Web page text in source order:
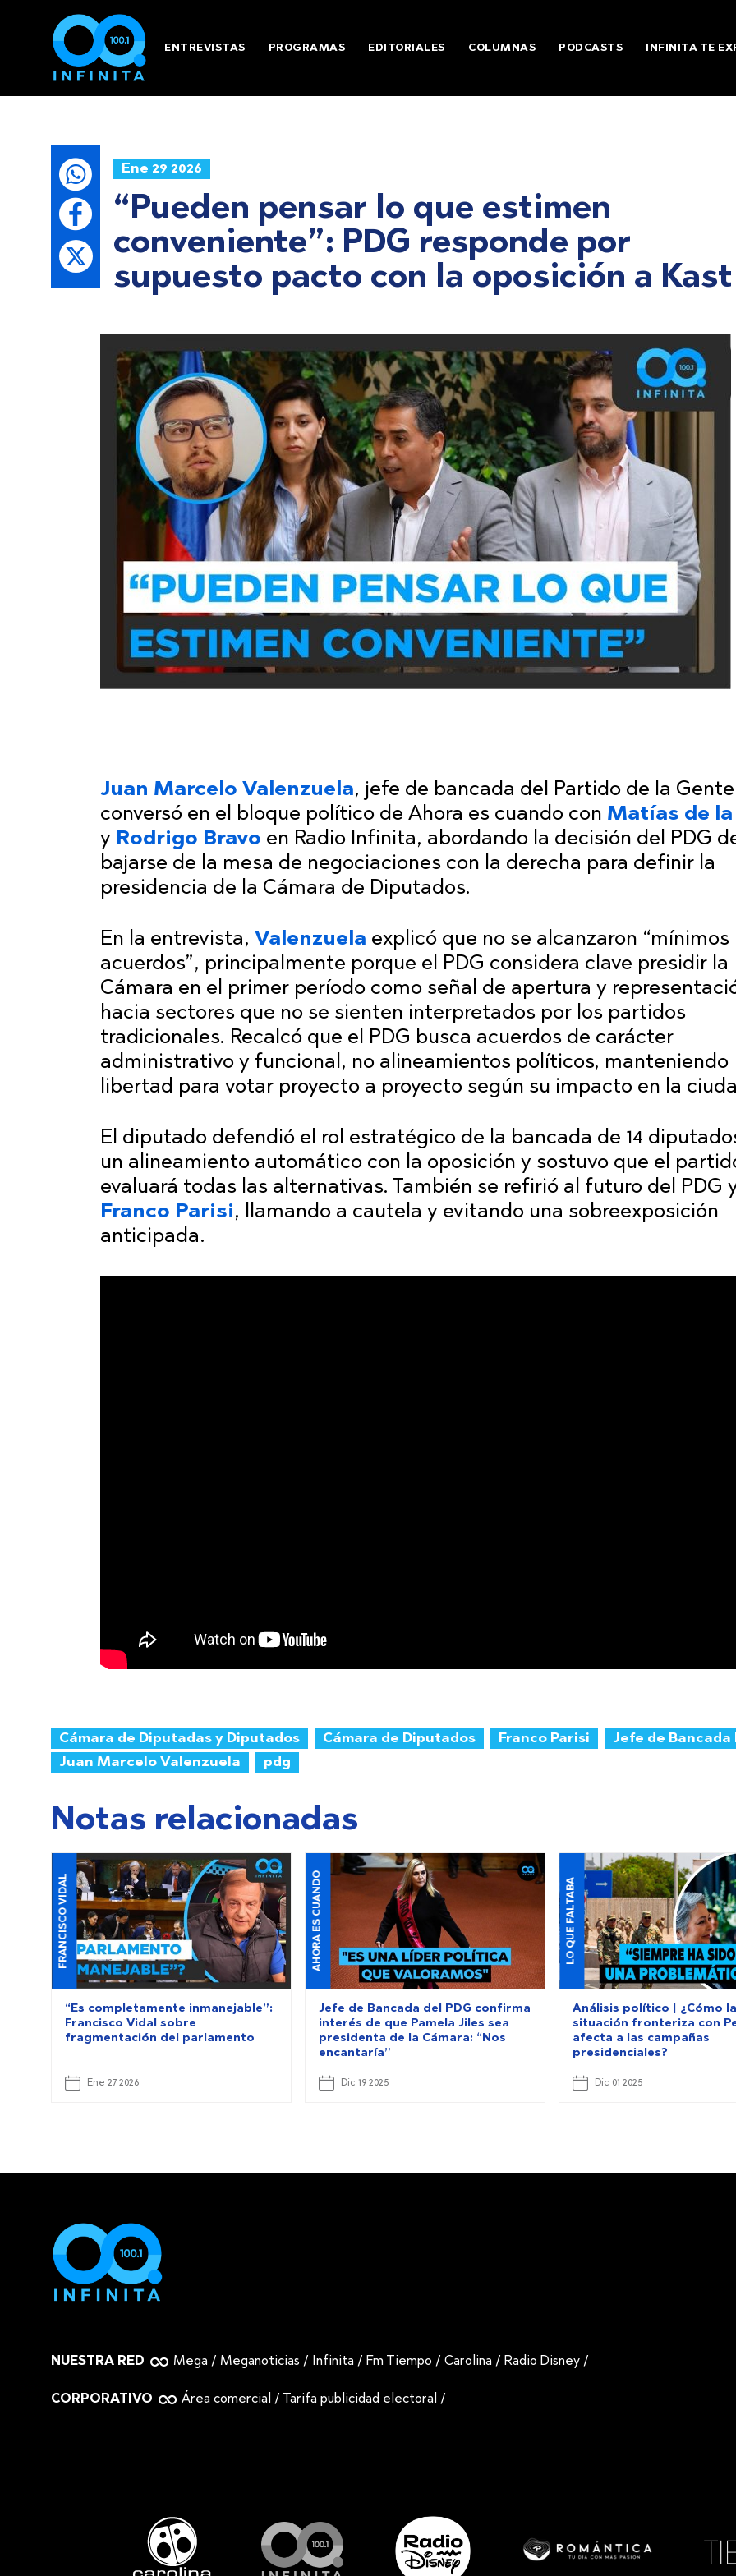
ENTREVISTAS PROGRAMAS EDITORIALES COLUMNAS PODCASTS INFINITA TE
Ene 29 2026
“Pueden pensar lo que estimen
conveniente”: PDG responde por
supuesto pacto con la oposición a Kast
Juan Marcelo Valenzuela, jefe de bancada del Partido de la Gente
conversó en el bloque político de Ahora es cuando con Matías de
y Rodrigo Bravo en Radio Infinita, abordando la decisión del PDG
bajarse de la mesa de negociaciones con la derecha para definir la
presidencia de la Cámara de Diputados.
En la entrevista, Valenzuela explicó que no se alcanzaron “mínimos
acuerdos”, principalmente porque el PDG considera clave presidir la
Cámara en el primer período como señal de apertura y
hacia sectores que no se sienten interpretados por los partidos
tradicionales. Recalcó que el PDG busca acuerdos de carácter
administrativo y funcional, no alineamientos políticos, manteniendo
libertad para votar proyecto a proyecto según su impacto en la
El diputado defendió el rol estratégico de la bancada de 14
un alineamiento automático con la oposición y sostuvo que el
evaluará todas las alternativas. También se refirió al futuro del PDG
Franco Parisi, llamando a cautela y evitando una sobreexposición
anticipada.
Cámara de Diputadas y Diputados Cámara de Diputados Franco Parisi
Jefe de Bancada
Juan Marcelo Valenzuela
pdg
Notas relacionadas
FRANCISCO VIDAL
“Es completamente inmanejable”:
Francisco Vidal sobre
fragmentación del parlamento
Ene 27 2026
AHORA ES CUANDO
Jefe de Bancada del PDG confirma
interés de que Pamela Jiles sea
presidenta de la Cámara: “Nos
encantaría”
Dic 19 2025
LO QUE FALTABA
Análisis político | ¿Cómo la
situación fronteriza con
afecta a las campañas
presidenciales?
Dic 01 2025
NUESTRA RED Mega / Meganoticias / Infinita / Fm Tiempo /Carolina / Radio Disney /
CORPORATIVO Área comercial / Tarifa publicidad electoral /